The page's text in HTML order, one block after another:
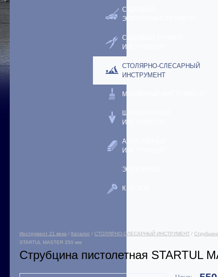
САДОВЫЙ
ЭЛЕКТРОИНСТРУМЕНТ
САДОВЫЙ РУЧНОЙ
ИНСТРУМЕНТ
СТОЛЯРНО-СЛЕСАРНЫЙ
ИНСТРУМЕНТ
МАЛЯРНЫЙ ИНСТРУМЕНТ
ШТУКАТУРНЫЙ
ИНСТРУМЕНТ
АБРАЗИВНЫЙ
ИНСТРУМЕНТ
ЭЛЕКТРИКА
КРЕПЕЖ
Инструмент 21 века / Каталог / СТОЛЯРНО-СЛЕСАРНЫЙ ИНСТРУМЕНТ /
STARTUL MASTER 350 мм
Струбцина пистолетная STARTUL